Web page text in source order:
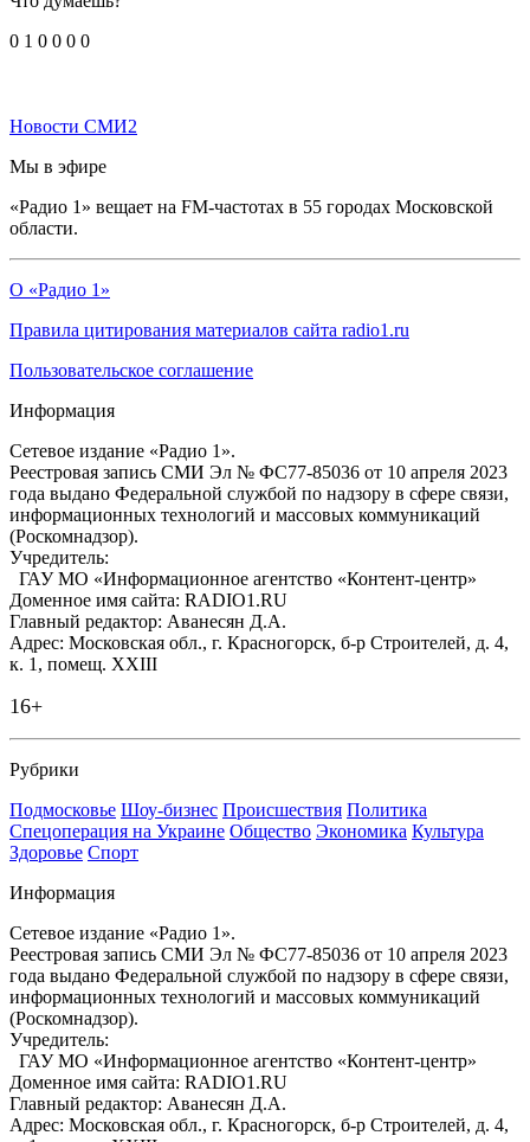
0 1 0 0 0 0
Новости СМИ2
Мы в эфире
«Радио 1» вещает на FM-частотах в 55 городах Московской
области.
О «Радио 1»
Правила цитирования материалов сайта radio1.ru
Пользовательское соглашение
Информация
Сетевое издание «Радио 1».
Реестровая запись СМИ Эл № ФС77-85036 от 10 апреля 2023
года выдано Федеральной службой по надзору в сфере связи,
информационных технологий и массовых коммуникаций
(Роскомнадзор).
Учредитель:
ГАУ МО «Информационное агентство «Контент-центр»
Доменное имя сайта: RADIO1.RU
Главный редактор: Аванесян Д.А.
Адрес: Московская обл., г. Красногорск, б-р Строителей, д. 4,
к. 1, помещ. XXIII
16+
Рубрики
Подмосковье Шоу-бизнес Происшествия Политика
Спецоперация на Украине Общество Экономика Культура
Здоровье Спорт
Информация
Сетевое издание «Радио 1».
Реестровая запись СМИ Эл № ФС77-85036 от 10 апреля 2023
года выдано Федеральной службой по надзору в сфере связи,
информационных технологий и массовых коммуникаций
(Роскомнадзор).
Учредитель:
ГАУ МО «Информационное агентство «Контент-центр»
Доменное имя сайта: RADIO1.RU
Главный редактор: Аванесян Д.А.
Адрес: Московская обл., г. Красногорск, б-р Строителей, д. 4,